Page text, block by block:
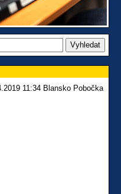
11:34 Blansko Pobočka